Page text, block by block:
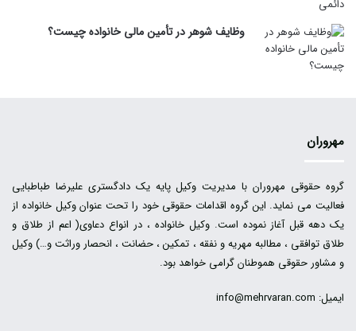
وظایف شوهر در تأمین مالی خانواده چیست؟
مهروران
گروه حقوقی مهروران با مدیریت وکیل پایه یک دادگستری علیرضا طباطبایی
فعالیت می نماید. این گروه اقدامات حقوقی خود را تحت عنوان وکیل خانواده از
یک دهه قبل آغاز نموده است. وکیل خانواده ، در انواع دعاوی( اعم از طلاق و
طلاق توافقی ، مطالبه مهریه و نفقه ، تمکین ، حضانت ، انحصار وراثت و…) وکیل
و مشاور حقوقی هموطنان گرامی خواهد بود.
ایمیل: info@mehrvaran.com